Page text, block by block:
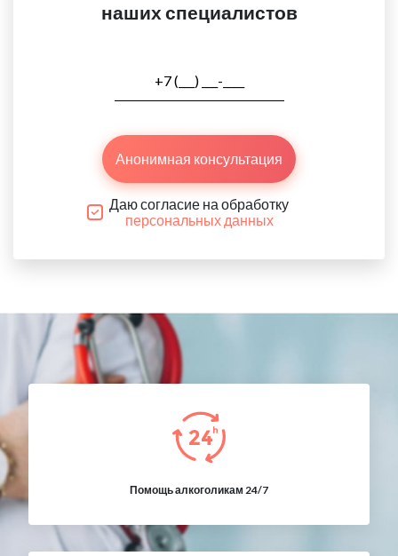
наших специалистов
Анонимная консультация
Даю согласие на обработку
персональных данных
Помощь алкоголикам 24/7